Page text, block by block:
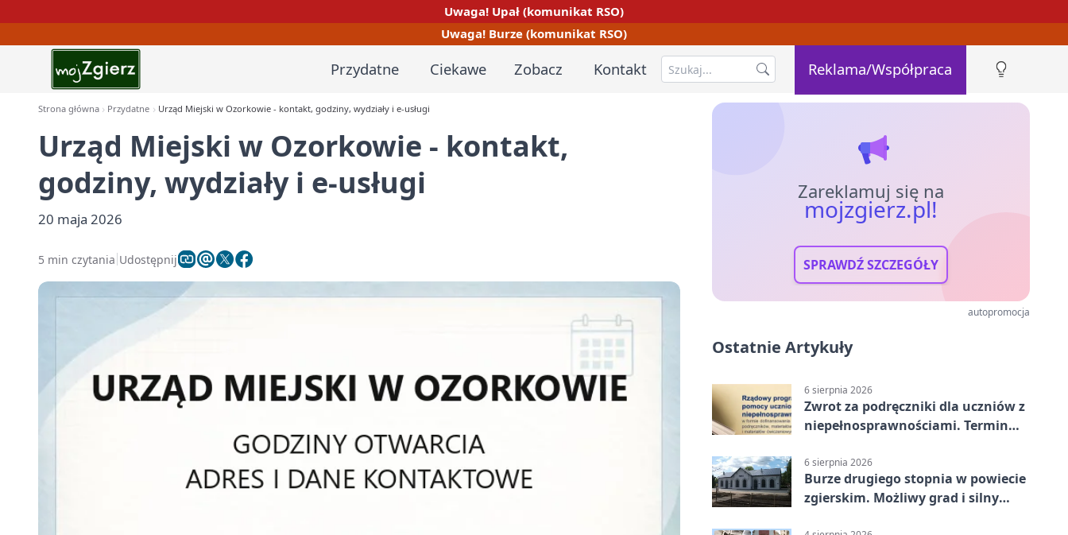
Uwaga! Upał (komunikat RSO)
Uwaga! Burze (komunikat RSO)
Przydatne Ciekawe Zobacz Kontakt Reklama/Współpraca
Strona główna Przydatne Urząd Miejski w Ozorkowie - kontakt, godziny, wydziały i e-usługi
Urząd Miejski w Ozorkowie - kontakt,
godziny, wydziały i e-usługi
20 maja 2026
5 min czytania Udostępnij
Zareklamuj się na
mojzgierz.pl!
SPRAWDŹ SZCZEGÓŁY
autopromocja
Ostatnie Artykuły
6 sierpnia 2026
Zwrot za podręczniki dla uczniów z
niepełnosprawnościami. Termin
6 sierpnia 2026
Burze drugiego stopnia w powiecie
zgierskim. Możliwy grad i silny